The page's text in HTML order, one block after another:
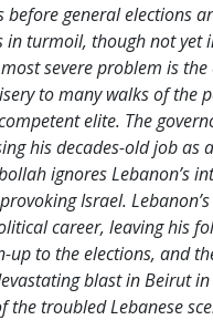
before general elections
in turmoil, though not yet
severe problem is
to many walks of the
elite. The
his decades-old job as
ignores Lebanon’s
Israel.
career, leaving his
up to the elections, and
blast in Beirut in
the troubled Lebanese